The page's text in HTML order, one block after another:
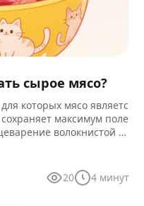
сырое мясо?
которых мясо являетс
максимум поле
волокнистой ст
20 4 минут